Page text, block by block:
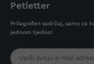
Petletter
Prilagođen sadržaj, samo za
jednom tjedno!